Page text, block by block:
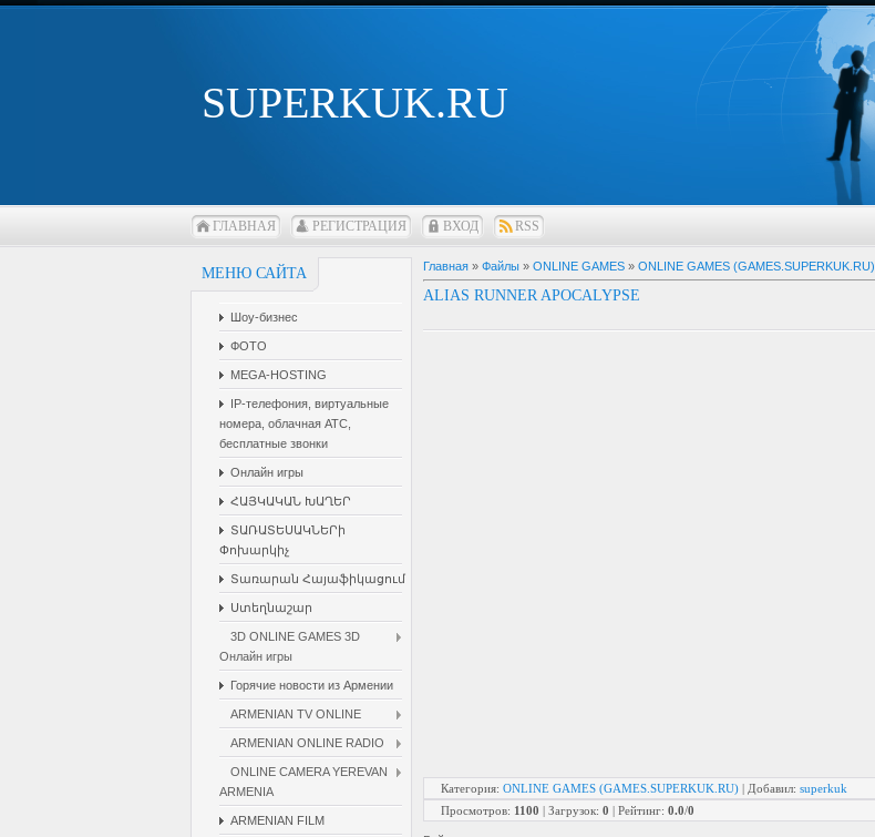
SUPERKUK.RU
ГЛАВНАЯ РЕГИСТРАЦИЯ ВХОД RSS
МЕНЮ САЙТА
Шоу-бизнес
ФОТО
MEGA-HOSTING
IP-телефония, виртуальные
номера, облачная АТС,
бесплатные звонки
Онлайн игры
ՀԱՅԿԱԿԱՆ ԽԱՂԵՐ
ՏԱՌԱՏԵՍԱԿՆԵՐի
Փոխարկիչ
Տառարան Հայաֆիկացում
Ստեղնաշար
3D ONLINE GAMES 3D
Онлайн игры
Горячие новости из Армении
ARMENIAN TV ONLINE
ARMENIAN ONLINE RADIO
ONLINE CAMERA YEREVAN
ARMENIA
ARMENIAN FILM
Главная » Файлы » ONLINE GAMES » ONLINE GAMES (GAMES.SUPERKUK.RU)
ALIAS RUNNER APOCALYPSE
Категория: ONLINE GAMES (GAMES.SUPERKUK.RU) | Добавил: superkuk
Просмотров: 1100 | Загрузок: 0 | Рейтинг: 0.0/0